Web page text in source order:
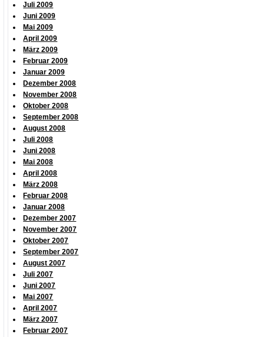
Juli 2009
Juni 2009
Mai 2009
April 2009
März 2009
Februar 2009
Januar 2009
Dezember 2008
November 2008
Oktober 2008
September 2008
August 2008
Juli 2008
Juni 2008
Mai 2008
April 2008
März 2008
Februar 2008
Januar 2008
Dezember 2007
November 2007
Oktober 2007
September 2007
August 2007
Juli 2007
Juni 2007
Mai 2007
April 2007
März 2007
Februar 2007